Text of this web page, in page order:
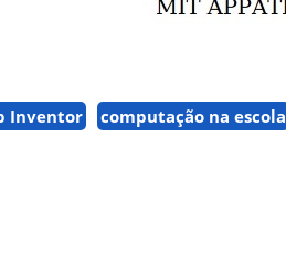
Inventor computação na escola